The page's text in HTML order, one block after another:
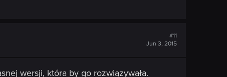
#11
Jun 3, 2015
wersji, która by go rozwiązywała.